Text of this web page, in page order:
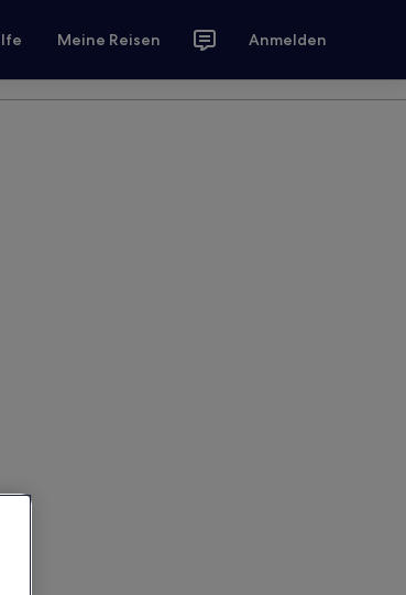
Meine Reisen Anmelden